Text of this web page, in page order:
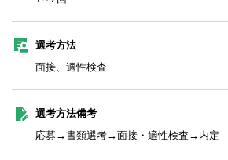
選考方法
面接、適性検査
選考方法備考
応募→書類選考→面接・適性検査→内定